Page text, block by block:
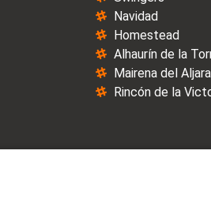
Navidad
Homestead
Alhaurín de la
Mairena del
Rincón de la